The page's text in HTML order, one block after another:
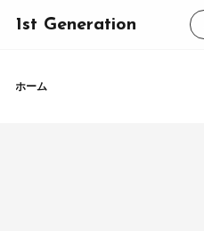
1st Generation
ホーム